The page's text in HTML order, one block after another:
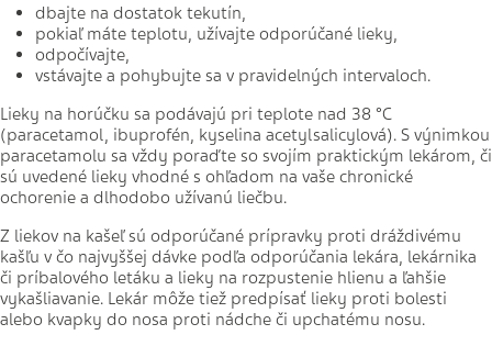
dbajte na dostatok tekutín,
pokiaľ máte teplotu, užívajte odporúčané lieky,
odpočívajte,
vstávajte a pohybujte sa v pravidelných intervaloch.
Lieky na horúčku sa podávajú pri teplote nad 38 °C
(paracetamol, ibuprofén, kyselina acetylsalicylová). S výnimkou
paracetamolu sa vždy poraďte so svojím praktickým lekárom, či
sú uvedené lieky vhodné s ohľadom na vaše chronické
ochorenie a dlhodobo užívanú liečbu.
Z liekov na kašeľ sú odporúčané prípravky proti dráždivému
kašľu v čo najvyššej dávke podľa odporúčania lekára, lekárnika
či príbalového letáku a lieky na rozpustenie hlienu a ľahšie
vykašliavanie. Lekár môže tiež predpísať lieky proti bolesti
alebo kvapky do nosa proti nádche či upchatému nosu.